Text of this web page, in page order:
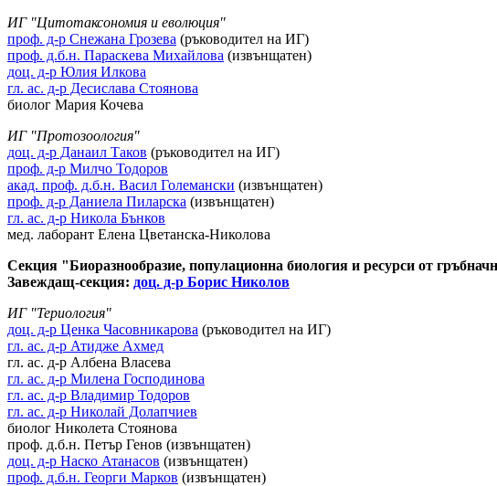
ИГ "Цитотаксономия и еволюция"
проф. д-р Снежана Грозева (ръководител на ИГ)
проф. д.б.н. Параскева Михайлова (извънщатен)
доц. д-р Юлия Илкова
гл. ас. д-р Десислава Стоянова
биолог Мария Кочева
ИГ "Протозоология"
доц. д-р Данаил Таков (ръководител на ИГ)
проф. д-р Милчо Тодоров
акад. проф. д.б.н. Васил Големански (извънщатен)
проф. д-р Даниела Пиларска (извънщатен)
гл. ас. д-р Никола Бънков
мед. лаборант Елена Цветанска-Николова
Секция "Биоразнообразие, популационна биология и ресурси от
Завеждащ-секция: доц. д-р Борис Николов
ИГ "Териология"
доц. д-р Ценка Часовникарова (ръководител на ИГ)
гл. ас. д-р Атидже Ахмед
гл. ас. д-р Албена Власева
гл. ас. д-р Милена Господинова
гл. ас. д-р Владимир Тодоров
гл. ас. д-р Николай Долапчиев
биолог Николета Стоянова
проф. д.б.н. Петър Генов (извънщатен)
доц. д-р Наско Атанасов (извънщатен)
проф. д.б.н. Георги Марков (извънщатен)